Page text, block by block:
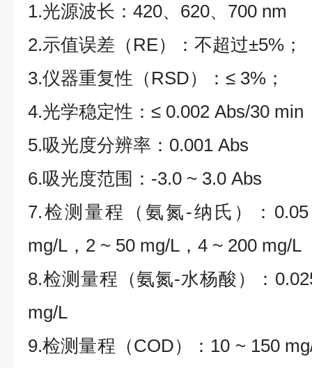
1.光源波长：420、620、700 nm
2.示值误差（RE）：不超过±5%；
3.仪器重复性（RSD）：≤ 3%；
4.光学稳定性：≤ 0.002 Abs/30
5.吸光度分辨率：0.001 Abs
6.吸光度范围：-3.0 ~ 3.0 Abs
7.检测量程（氨氮-纳氏）：
mg/L，2 ~ 50 mg/L，4 ~ 200 mg/L
8.检测量程（氨氮-水杨酸）：
mg/L
9.检测量程（COD）：10 ~ 150